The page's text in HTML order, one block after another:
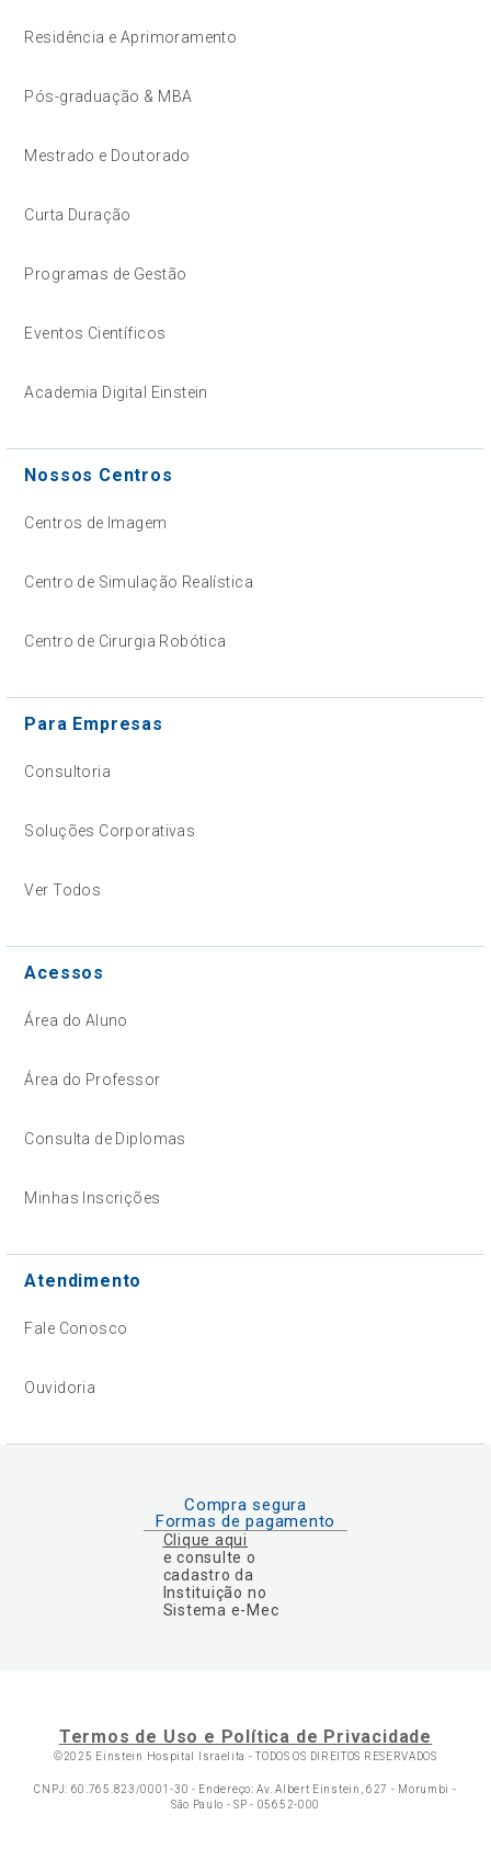
Residência e Aprimoramento
Pós-graduação & MBA
Mestrado e Doutorado
Curta Duração
Programas de Gestão
Eventos Científicos
Academia Digital Einstein
Nossos Centros
Centros de Imagem
Centro de Simulação Realística
Centro de Cirurgia Robótica
Para Empresas
Consultoria
Soluções Corporativas
Ver Todos
Acessos
Área do Aluno
Área do Professor
Consulta de Diplomas
Minhas Inscrições
Atendimento
Fale Conosco
Ouvidoria
Compra segura
Formas de pagamento
Clique aqui
e consulte o
cadastro da
Instituição no
Sistema e-Mec
Termos de Uso e Política de Privacidade
©2025 Einstein Hospital Israelita -TODOS OS DIREITOS RESERVADOS
CNPJ: 60.765.823/0001-30 - Endereço: Av. Albert Einstein, 627 - Morumbi -
São Paulo - SP - 05652-000